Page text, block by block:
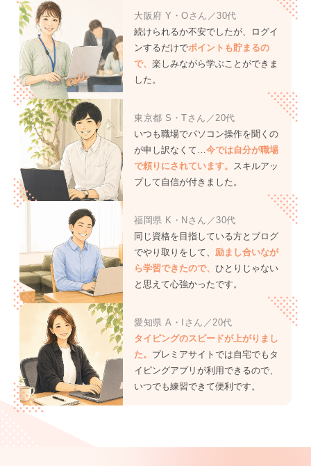
大阪府 Y・Oさん／30代
続けられるか不安でしたが、ログイ
ンするだけでポイントも貯まるの
で、 楽しみながら学ぶことができま
した。
東京都 S・Tさん／20代
いつも職場でパソコン操作を聞くの
が申し訳なくて…今では自分が職場
で頼りにされています。 スキルアッ
プして自信が付きました。
福岡県 K・Nさん／30代
同じ資格を目指している方とブログ
でやり取りをして、 励まし合いなが
ら学習できたので、 ひとりじゃない
と思えて心強かったです。
愛知県 A・Iさん／20代
タイピングのスピードが上がりまし
た。 プレミアサイトでは自宅でもタ
イピングアプリが利用できるので、
いつでも練習できて便利です。